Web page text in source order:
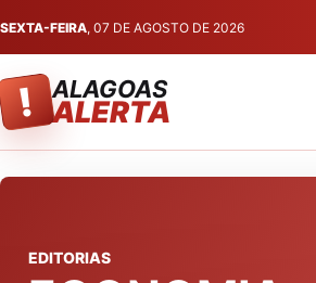
SEXTA-FEIRA, 07 DE AGOSTO DE 2026
! ALAGOAS
ALERTA
EDITORIAS